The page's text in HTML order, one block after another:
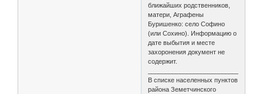
ближайших родственников,
матери, Аграфены
Буришенко: село Софино
(или Сохино). Информацию о
дате выбытия и месте
захоронения документ не
содержит.
В списке населенных пунктов
района Земетчинского